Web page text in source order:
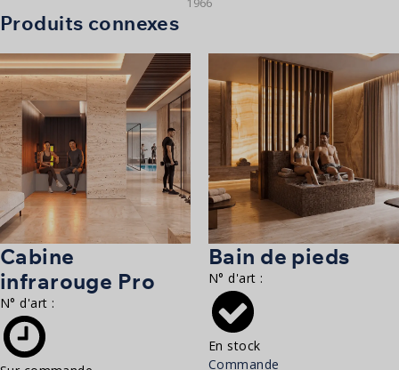
Produits connexes
Cabine
infrarouge Pro
N° d'art :
Bain de pieds
N° d'art :
En stock
Commande